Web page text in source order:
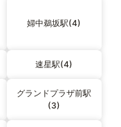
婦中鵜坂駅(4)
速星駅(4)
グランドプラザ前駅
(3)